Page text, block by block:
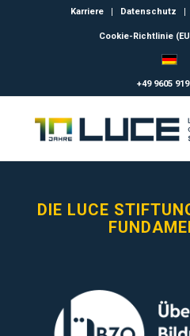
Karriere Datenschutz
Cookie-Richtlinie
+49 9605
DIE LUCE